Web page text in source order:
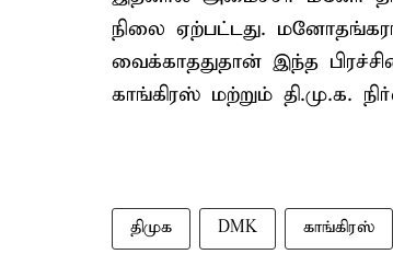
நிலை ஏற்பட்டது.
வைக்காததுதான் இந்த
காங்கிரஸ் மற்றும் தி.மு.க.
திமுக DMK காங்கிரஸ்